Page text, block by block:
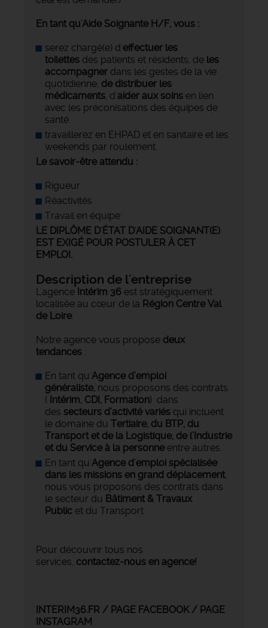
En tant qu'Aide Soignante H/F, vous :
serez chargé(e) d'effectuer les
toilettes des patients et résidents, de les
accompagner dans les gestes de la vie
quotidienne, de distribuer les
médicaments, d'aider aux soins en lien
avec les préconisations des équipes de
santé.
travaillerez en EHPAD et en sanitaire et les
weekends par roulement.
Le savoir-être attendu :
Rigueur
Réactivités
Travail en équipe
LE DIPLÔME D'ÉTAT D'AIDE SOIGNANT(E)
EST EXIGÉ POUR POSTULER À CET
EMPLOI.
Description de l'entreprise
L'agence Intérim 36 est stratégiquement
localisée au cœur de la Région Centre Val
de Loire.
Notre agence vous propose deux
tendances :
En tant qu'Agence d’emploi
généraliste, nous proposons des contrats
( Intérim, CDI, Formation) dans
des secteurs d’activité variés qui incluent
le domaine du Tertiaire, du BTP, du
Transport et de la Logistique, de l’Industrie
et du Service à la personneentre autres.
En tant qu'Agence d'emploi spécialisée
dans les missions en grand déplacement,
nous vous proposons des contrats dans
le secteur du Bâtiment & Travaux
Public et du Transport.
Pour découvrir tous nos
services, contactez-nous en agence!
INTERIM36.FR / PAGE FACEBOOK/ PAGE
INSTAGRAM